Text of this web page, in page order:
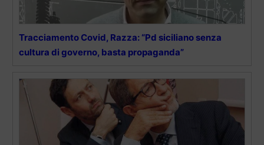
Tracciamento Covid, Razza: “Pd siciliano senza
cultura di governo, basta propaganda”